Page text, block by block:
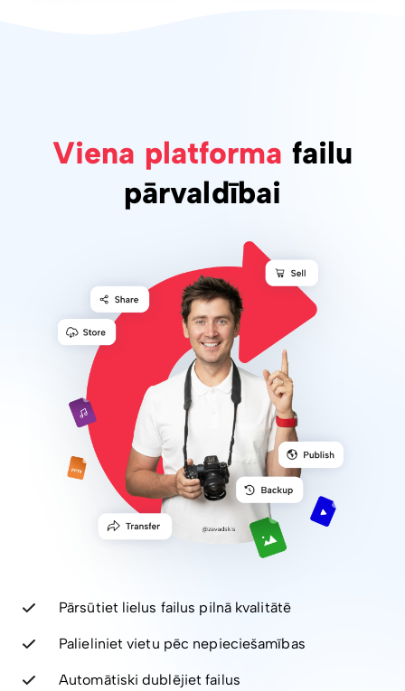
Viena platforma failu
pārvaldībai
Pārsūtiet lielus failus pilnā kvalitātē
Palieliniet vietu pēc nepieciešamības
Automātiski dublējiet failus